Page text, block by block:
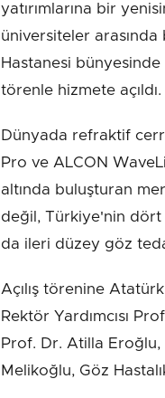
yatırımlarına bir
üniversiteler
Hastanesi
törenle hizmete açıldı.
Dünyada refraktif
Pro ve ALCON
altında buluşturan
değil, Türkiye'nin dört
da ileri düzey göz
Açılış törenine
Rektör Yardımcısı
Prof. Dr. Atilla Eroğlu,
Melikoğlu, Göz